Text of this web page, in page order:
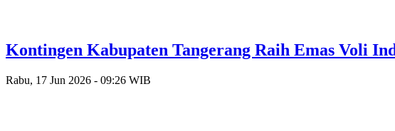
Kontingen Kabupaten Tangerang Raih Emas Voli
Rabu, 17 Jun 2026 - 09:26 WIB